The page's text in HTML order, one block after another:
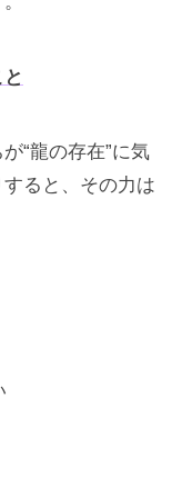
“龍の存在”に気
ると、その力は